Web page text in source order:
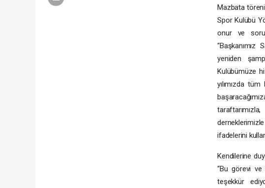
Mazbata
Spor Kulübü
onur ve
“Başkanımız
yeniden
Kulübümüze
yılımızda
ifadelerini
Kendilerine
“Bu görevi ve
teşekkür